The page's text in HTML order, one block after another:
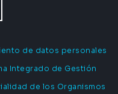
de datos personales
Integrado de Gestión
de los Organismos